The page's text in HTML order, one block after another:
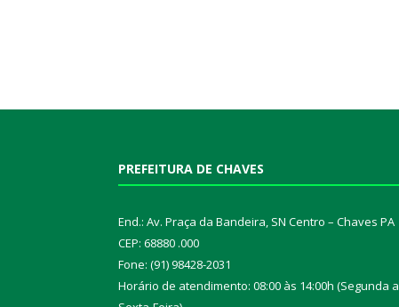
PREFEITURA DE CHAVES
End.: Av. Praça da Bandeira, SN Centro – Chaves PA
CEP: 68880 .000
Fone: (91) 98428-2031
Horário de atendimento: 08:00 às 14:00h (Segunda a